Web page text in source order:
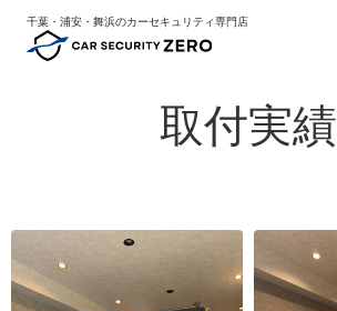
千葉・浦安・舞浜のカーセキュリティ専門店
取付実績